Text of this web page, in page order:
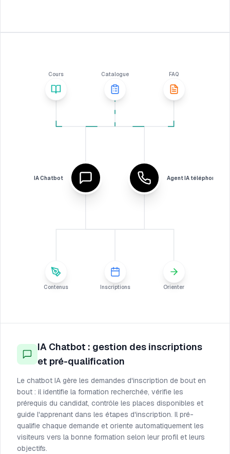
Cours Catalogue FAQ
IA Chatbot Agent IA téléphonique
Contenus Inscriptions Orienter
IA Chatbot : gestion des inscriptions
et pré-qualification
Le chatbot IA gère les demandes d'inscription de bout en
bout : il identifie la formation recherchée, vérifie les
prérequis du candidat, contrôle les places disponibles et
guide l'apprenant dans les étapes d'inscription. Il pré-
qualifie chaque demande et oriente automatiquement les
visiteurs vers la bonne formation selon leur profil et leurs
objectifs.